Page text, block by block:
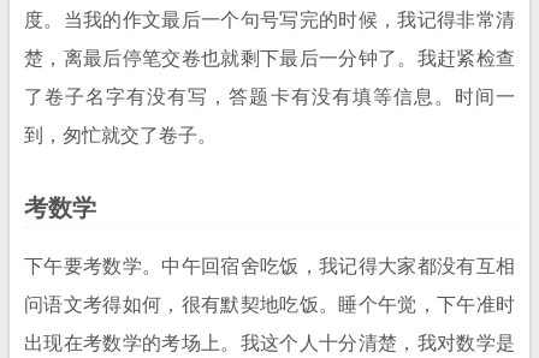
度。当我的作文最后一个句号写完的时候，我记得非常清
楚，离最后停笔交卷也就剩下最后一分钟了。我赶紧检查
了卷子名字有没有写，答题卡有没有填等信息。时间一
到，匆忙就交了卷子。
考数学
下午要考数学。中午回宿舍吃饭，我记得大家都没有互相
问语文考得如何，很有默契地吃饭。睡个午觉，下午准时
出现在考数学的考场上。我这个人十分清楚，我对数学是